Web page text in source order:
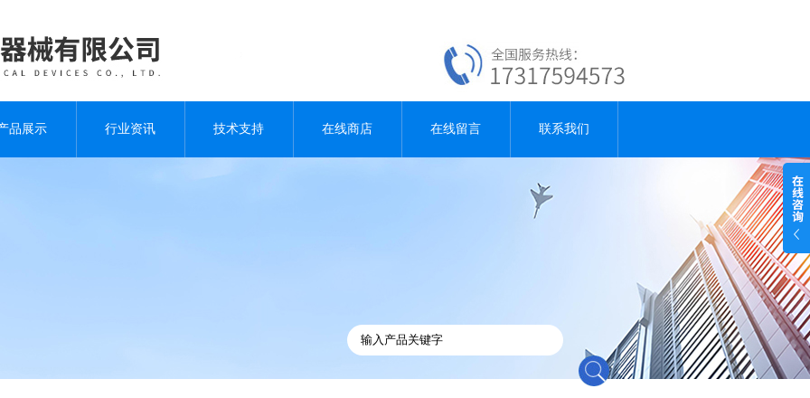
品展示 行业资讯 技术支持 在线商店 在线留言 联系我们